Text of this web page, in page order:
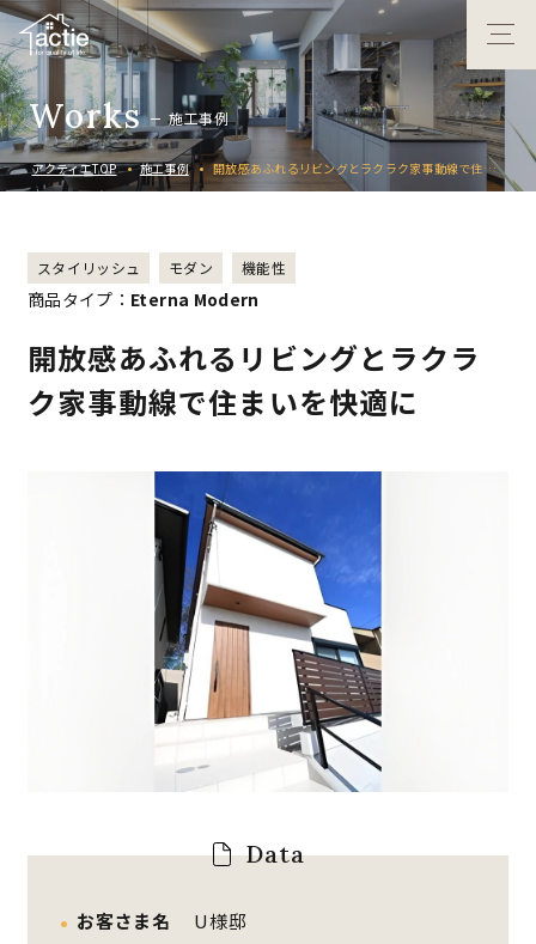
Works 施工事例
アクティエTOP 施工事例
開放感あふれるリビングとラクラク家事動線で住まい
を快適に
スタイリッシュ モダン 機能性
商品タイプ： Eterna Modern
開放感あふれるリビングとラクラ
ク家事動線で住まいを快適に
Data
お客さま名
U様邸